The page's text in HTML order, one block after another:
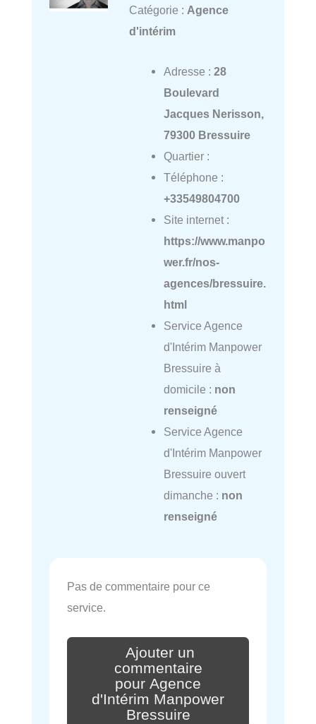
Catégorie : Agence
d'intérim
Adresse : 28
Boulevard
Jacques Nerisson,
79300 Bressuire
Quartier :
Téléphone :
+33549804700
Site internet :
https://www.manpo
wer.fr/nos-
agences/bressuire.
html
Service Agence
d'Intérim Manpower
Bressuire à
domicile : non
renseigné
Service Agence
d'Intérim Manpower
Bressuire ouvert
dimanche : non
renseigné
Pas de commentaire pour ce
service.
Ajouter un
commentaire
pour Agence
d'Intérim Manpower
Bressuire